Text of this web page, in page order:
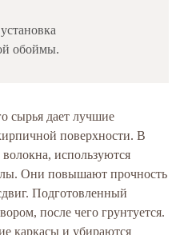
обоймы.
сырья дает лучшие
поверхности. В
используются
Они повышают прочность
Подготовленный
после чего грунтуется.
каркасы и убираются